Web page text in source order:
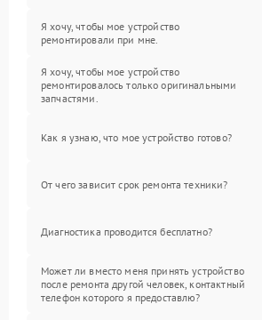
Я хочу, чтобы мое устройство
ремонтировали при мне.
Я хочу, чтобы мое устройство
ремонтировалось только оригинальными
запчастями.
Как я узнаю, что мое устройство готово?
От чего зависит срок ремонта техники?
Диагностика проводится бесплатно?
Может ли вместо меня принять устройство
после ремонта другой человек, контактный
телефон которого я предоставлю?